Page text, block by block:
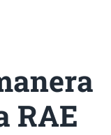
RAE